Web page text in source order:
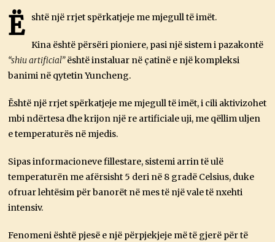
I
2
0
Ë shtë një rrjet spërkatjeje me mjegull të imët.
Kina është përsëri pioniere, pasi një sistem i pazakontë
“shiu artificial”është instaluar në çatinë e një kompleksi
banimi në qytetin Yuncheng.
Është një rrjet spërkatjeje me mjegull të imët, i cili aktivizohet
mbi ndërtesa dhe krijon një re artificiale uji, me qëllim uljen
e temperaturës në mjedis.
Sipas informacioneve fillestare, sistemi arrin të ulë
temperaturën me afërsisht 5 deri në 8 gradë Celsius, duke
ofruar lehtësim për banorët në mes të një vale të nxehti
intensiv.
Fenomeni është pjesë e një përpjekjeje më të gjerë për të